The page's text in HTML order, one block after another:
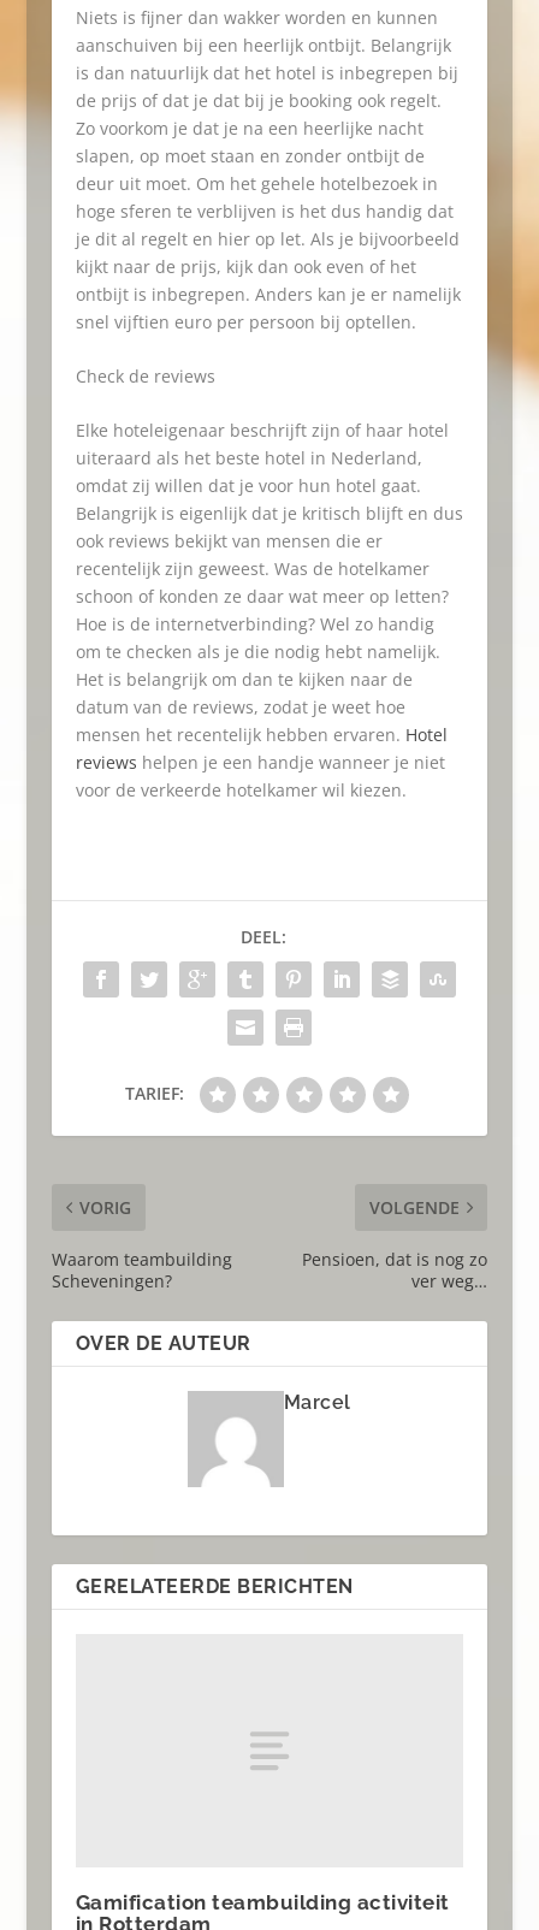
Niets is fijner dan wakker worden en kunnen
aanschuiven bij een heerlijk ontbijt. Belangrijk
is dan natuurlijk dat het hotel is inbegrepen bij
de prijs of dat je dat bij je booking ook regelt.
Zo voorkom je dat je na een heerlijke nacht
slapen, op moet staan en zonder ontbijt de
deur uit moet. Om het gehele hotelbezoek in
hoge sferen te verblijven is het dus handig dat
je dit al regelt en hier op let. Als je bijvoorbeeld
kijkt naar de prijs, kijk dan ook even of het
ontbijt is inbegrepen. Anders kan je er namelijk
snel vijftien euro per persoon bij optellen.
Check de reviews
Elke hoteleigenaar beschrijft zijn of haar hotel
uiteraard als het beste hotel in Nederland,
omdat zij willen dat je voor hun hotel gaat.
Belangrijk is eigenlijk dat je kritisch blijft en dus
ook reviews bekijkt van mensen die er
recentelijk zijn geweest. Was de hotelkamer
schoon of konden ze daar wat meer op letten?
Hoe is de internetverbinding? Wel zo handig
om te checken als je die nodig hebt namelijk.
Het is belangrijk om dan te kijken naar de
datum van de reviews, zodat je weet hoe
mensen het recentelijk hebben ervaren. Hotel
reviews helpen je een handje wanneer je niet
voor de verkeerde hotelkamer wil kiezen.
DEEL:
TARIEF:
VORIG
Waarom teambuilding
Scheveningen?
VOLGENDE
Pensioen, dat is nog zo
ver weg…
OVER DE AUTEUR
Marcel
GERELATEERDE BERICHTEN
Gamification teambuilding activiteit
in Rotterdam